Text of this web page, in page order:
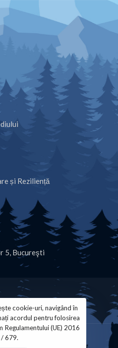
și Reziliență
5, Bucureşti
cookie-uri, navigând în
acordul pentru folosirea
(UE) 2016
/ 679.